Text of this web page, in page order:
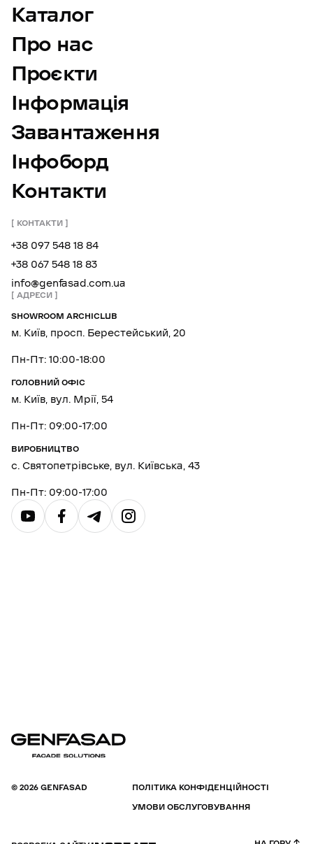
Каталог
Про нас
Проєкти
Інформація
Завантаження
Інфоборд
Контакти
КОНТАКТИ
+38 097 548 18 84
+38 067 548 18 83
info@genfasad.com.ua
АДРЕСИ
SHOWROOM ARCHICLUB
м. Київ, просп. Берестейський, 20
Пн-Пт: 10:00-18:00
ГОЛОВНИЙ ОФІС
м. Київ, вул. Мрії, 54
Пн-Пт: 09:00-17:00
ВИРОБНИЦТВО
с. Святопетрівське, вул. Київська, 43
Пн-Пт: 09:00-17:00
© 2026 GENFASAD
ПОЛІТИКА КОНФІДЕНЦІЙНОСТІ
УМОВИ ОБСЛУГОВУВАННЯ